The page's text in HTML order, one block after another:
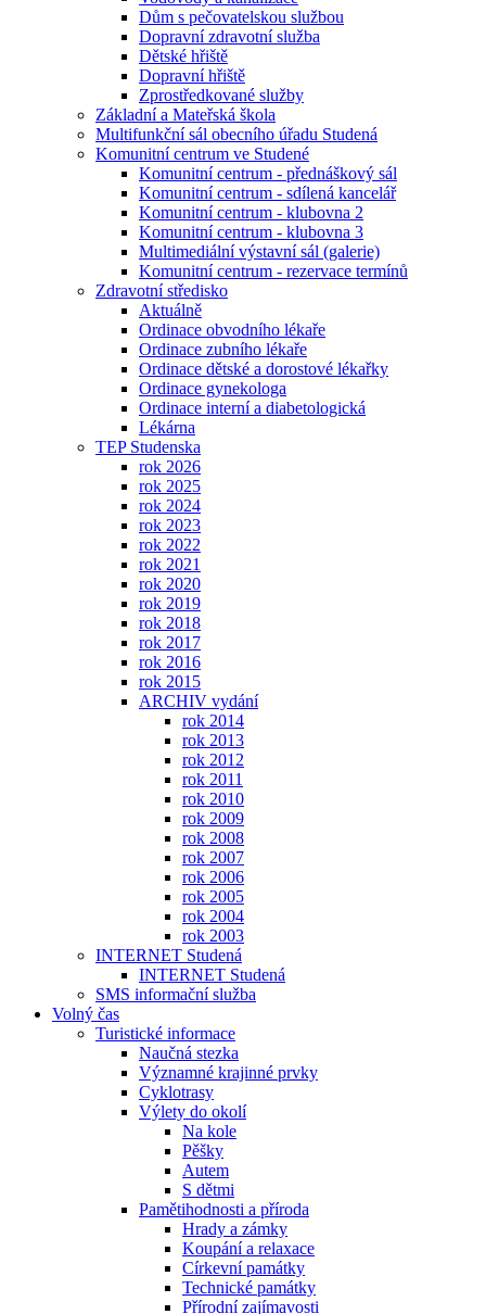
Dům s pečovatelskou službou
Dopravní zdravotní služba
Dětské hřiště
Dopravní hřiště
Zprostředkované služby
Základní a Mateřská škola
Multifunkční sál obecního úřadu Studená
Komunitní centrum ve Studené
Komunitní centrum - přednáškový sál
Komunitní centrum - sdílená kancelář
Komunitní centrum - klubovna 2
Komunitní centrum - klubovna 3
Multimediální výstavní sál (galerie)
Komunitní centrum - rezervace termínů
Zdravotní středisko
Aktuálně
Ordinace obvodního lékaře
Ordinace zubního lékaře
Ordinace dětské a dorostové lékařky
Ordinace gynekologa
Ordinace interní a diabetologická
Lékárna
TEP Studenska
rok 2026
rok 2025
rok 2024
rok 2023
rok 2022
rok 2021
rok 2020
rok 2019
rok 2018
rok 2017
rok 2016
rok 2015
ARCHIV vydání
rok 2014
rok 2013
rok 2012
rok 2011
rok 2010
rok 2009
rok 2008
rok 2007
rok 2006
rok 2005
rok 2004
rok 2003
INTERNET Studená
INTERNET Studená
SMS informační služba
Volný čas
Turistické informace
Naučná stezka
Významné krajinné prvky
Cyklotrasy
Výlety do okolí
Na kole
Pěšky
Autem
S dětmi
Pamětihodnosti a příroda
Hrady a zámky
Koupání a relaxace
Církevní památky
Technické památky
Přírodní zajímavosti